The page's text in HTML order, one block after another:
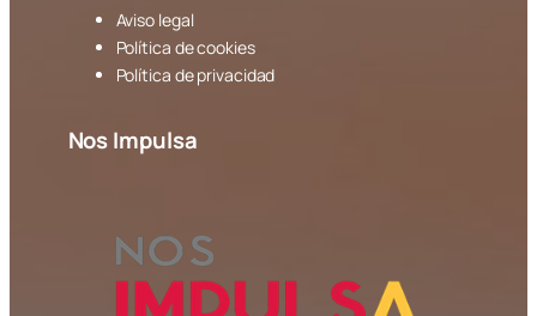
Aviso legal
Política de cookies
Política de privacidad
Nos Impulsa